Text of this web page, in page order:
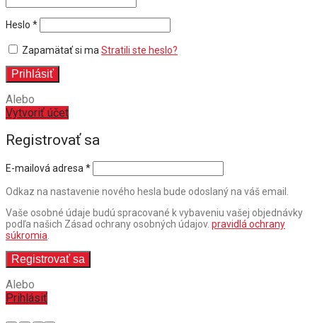
Heslo *Povinné
Zapamätať si ma Stratili ste heslo?
Prihlásiť
Alebo
Vytvoriť účet
Registrovať sa
E-mailová adresa *
Odkaz na nastavenie nového hesla bude odoslaný na váš email.
Vaše osobné údaje budú spracované k vybaveniu vašej objednávky
podľa našich Zásad ochrany osobných údajov. pravidlá ochrany
súkromia
Registrovať sa
Alebo
Prihlásiť